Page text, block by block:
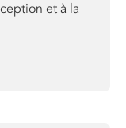
et à la